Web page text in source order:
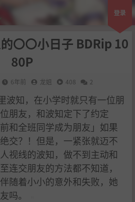
登录
的〇〇小日子 BDRip 10
80P
6年前 龙姐 408 2
波知，在小学时就只有一位朋
朋友，和波知定下了约定
和全班同学成为朋友」如果
交？！但是，一紧张就迈不
视线的波知，做不到主动和
连交朋友的方法都不知道，
随着小小的意外和失败，她
吗。